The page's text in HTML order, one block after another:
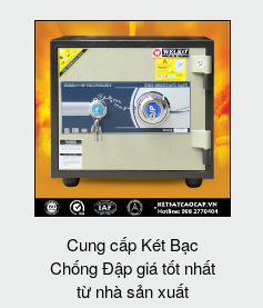
Cung cấp Két Bạc
Chống Đập giá tốt nhất
từ nhà sản xuất